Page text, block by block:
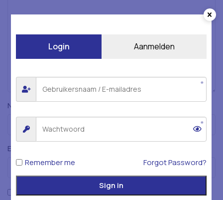
Naam *
E-mail
Mijn naam, e-mailadres en website opslaan in deze
Login Aanmelden
Remember me Forgot Password?
Sign in